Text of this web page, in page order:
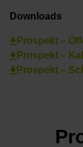
Downloads
Prospekt –
Prospekt –
Prospekt –